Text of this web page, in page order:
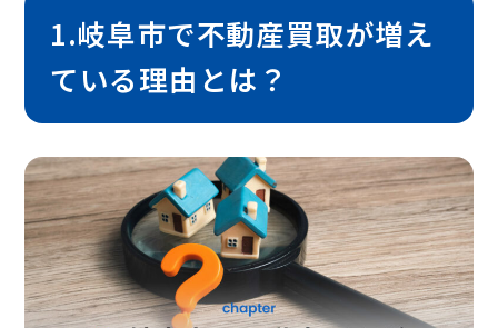
1.岐阜市で不動産買取が増え
ている理由とは？